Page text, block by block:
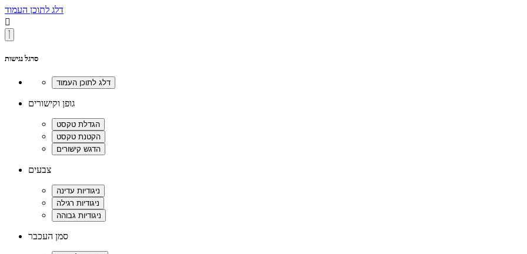
דלג לתוכן העמוד

סרגל נגישות
גופן וקישורים
צבעים
סמן העכבר